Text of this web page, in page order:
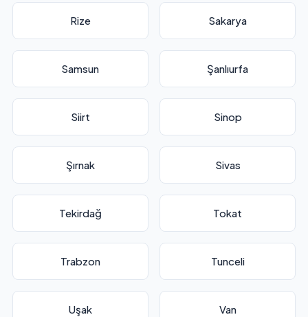
Rize Sakarya
Samsun Şanlıurfa
Siirt Sinop
Şırnak Sivas
Tekirdağ Tokat
Trabzon Tunceli
Uşak Van